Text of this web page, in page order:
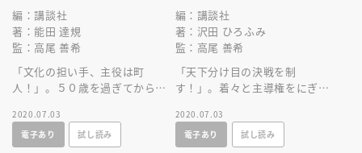
編：講談社
著：能田 達規
監：高尾 善希
「文化の担い手、主役は町
人！」。５０歳を過ぎてから天
し精密な地図をつくった伊能忠
敬とは？
2020.07.03
電子あり
試し読み
編：講談社
著：沢田 ひろふみ
監：高尾 善希
「天下分け目の決戦を制
す！」。着々と主導権をにぎる
石田三成。ついに一大決戦がは
じまる！
2020.07.03
電子あり
試し読み